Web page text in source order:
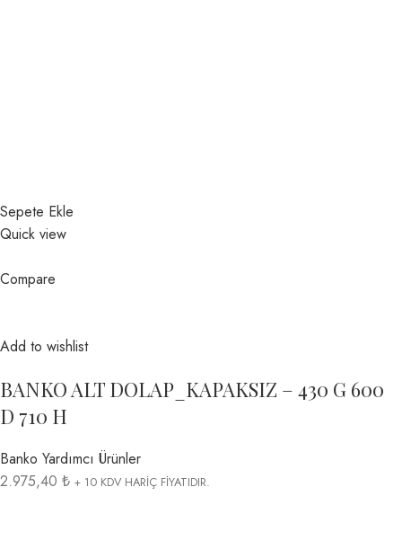
Sepete Ekle
Quick view
Compare
Add to wishlist
BANKO ALT DOLAP_KAPAKSIZ – 430 G 600
D 710 H
Banko Yardımcı Ürünler
2.975,40 ₺ + 10 KDV HARİÇ FİYATIDIR.